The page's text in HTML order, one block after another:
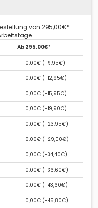
von 295,00€*
Ab 295,00€*
0,00€ (-9,95€)
0,00€ (-12,95€)
0,00€ (-15,95€)
0,00€ (-19,90€)
0,00€ (-23,95€)
0,00€ (-29,50€)
0,00€ (-34,40€)
0,00€ (-36,60€)
0,00€ (-43,60€)
0,00€ (-45,80€)